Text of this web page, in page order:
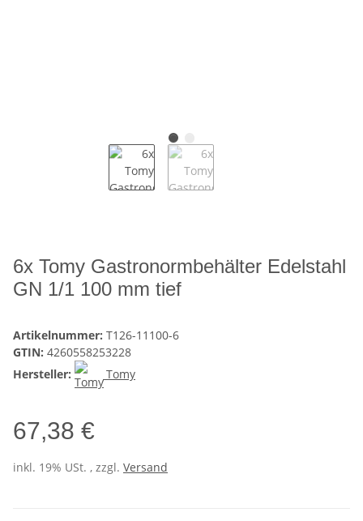
6x Tomy Gastronormbehälter Edelstahl
GN 1/1 100 mm tief
Artikelnummer: T126-11100-6
GTIN: 4260558253228
Hersteller:
Tomy
67,38 €
inkl. 19% USt. , zzgl. Versand